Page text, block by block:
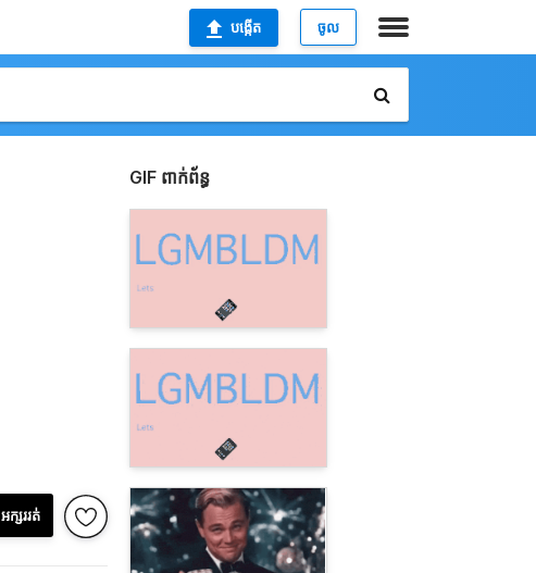
បង្កើត ចូល
អក្សររត់
GIF ពាក់ព័ន្ធ